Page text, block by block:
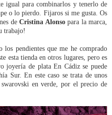
igual para combinarlos y tenerlo de
o lo pierdo. Fijaros si me gusta. Os
de Cristina Alonsopara la marca,
trabajo!
los pendientes que me he comprado
esta tienda en otros lugares, pero es
joyería de plata En Cádiz se puede
Sur. En este caso se trata de unos
en verde, por el precio de